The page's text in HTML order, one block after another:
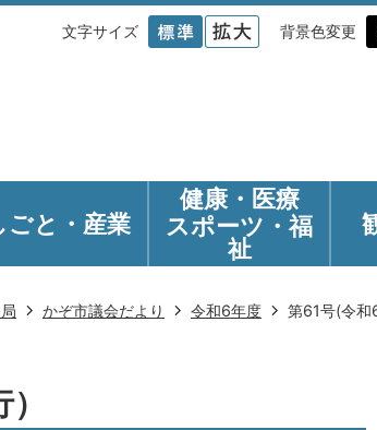
文字サイズ 背景色変更
ごと・産業
健康・医療
スポーツ・福
祉
かぞ市議会だより 令和6年度 第61号(令和